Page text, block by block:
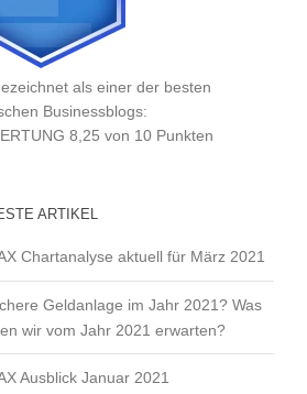
als einer der besten
Businessblogs:
8,25 von 10 Punkten
ARTIKEL
Chartanalyse aktuell für März 2021
Geldanlage im Jahr 2021? Was
wir vom Jahr 2021 erwarten?
Ausblick Januar 2021